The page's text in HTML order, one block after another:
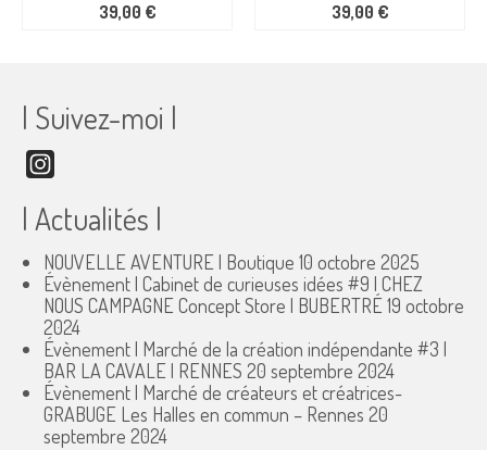
39,00 € 39,00 €
| Suivez-moi |
| Actualités |
NOUVELLE AVENTURE | Boutique 10 octobre 2025
Évènement | Cabinet de curieuses idées #9 | CHEZ
NOUS CAMPAGNE Concept Store | BUBERTRÉ 19 octobre
2024
Évènement | Marché de la création indépendante #3 |
BAR LA CAVALE | RENNES 20 septembre 2024
Évènement | Marché de créateurs et créatrices-
GRABUGE Les Halles en commun – Rennes 20
septembre 2024